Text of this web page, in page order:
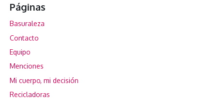
Páginas
Basuraleza
Contacto
Equipo
Menciones
Mi cuerpo, mi decisión
Recicladoras